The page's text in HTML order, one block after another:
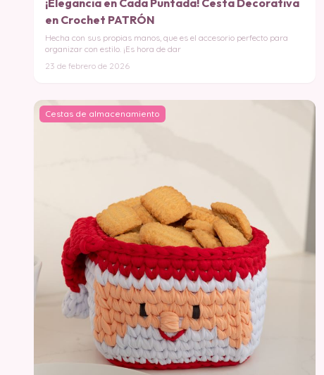
¡Elegancia en Cada Puntada! Cesta Decorativa
en Crochet PATRÓN
Hecha con sus propias manos, que es el accesorio perfecto para
organizar con estilo. ¡Es hora de dar
23 de febrero de 2026
Cestas de almacenamiento